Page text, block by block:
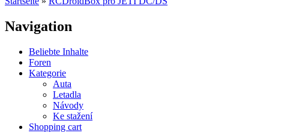
Navigation
Beliebte Inhalte
Foren
Kategorie
Auta
Letadla
Návody
Ke stažení
Shopping cart